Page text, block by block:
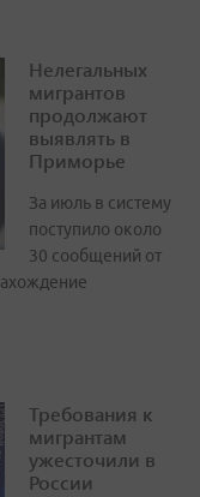
Нелегальных
мигрантов
продолжают
выявлять в
Приморье
За июль в систему
поступило около
30 сообщений от
Требования к
мигрантам
ужесточили в
России